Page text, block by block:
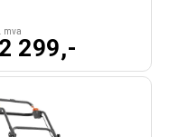
mva
299,-